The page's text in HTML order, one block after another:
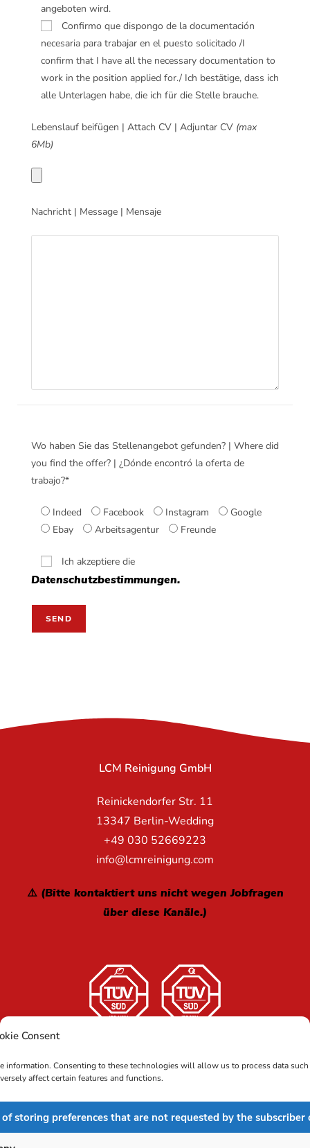
Consent
information. Consenting to these technologies will allow us to process data such
affect certain features and functions.
storing preferences that are not requested by the subscriber
angeboten wird.
Confirmo que dispongo de la documentación
necesaria para trabajar en el puesto solicitado /I
confirm that I have all the necessary documentation to
work in the position applied for./ Ich bestätige, dass ich
alle Unterlagen habe, die ich für die Stelle brauche.
Lebenslauf beifügen | Attach CV | Adjuntar CV (max
6Mb)
Nachricht | Message | Mensaje
Wo haben Sie das Stellenangebot gefunden? | Where did
you find the offer? | ¿Dónde encontró la oferta de
trabajo?*
Indeed Facebook Instagram
Google
Ebay
Arbeitsagentur Freunde
Ich akzeptiere die
Datenschutzbestimmungen.
LCM Reinigung GmbH
Reinickendorfer Str. 11
13347 Berlin-Wedding
+49 030 52669223
info@lcmreinigung.com
⚠️ (Bitte kontaktiert uns nicht wegen Jobfragen
über diese Kanäle.)
Copyright 2024 LCM Reinigung GmbH Deutschland | Alle
Rechte vorbehalten |
Politik